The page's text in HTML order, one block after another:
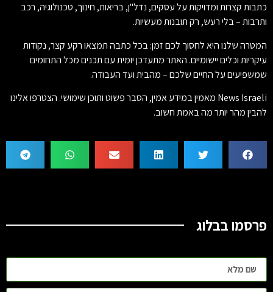
כתבות קצרות ומדויקות על עסקים, נדל"ן, בריאות, חינוך, טכנולוגיה, רכב
ותרבות – בלי רעש, רק תובנות מעשיות.
המטרה שלנו היא לחסוך לכם זמן: בכל כתבה תמצאו רקע קצר, נקודות
עיקריות וכלים יישומיים. האתר מתעדכן יומית עם תכנים מכל התחומים
שמשפיעים על החיים שלכם – מהבית ועד העבודה.
News Israeli מאמין במידע אמין, הסבר פשוט ותוכן שימושי. הצטרפו אלינו
להבין מהר יותר מה באמת חשוב.
פרסמו בבלוג